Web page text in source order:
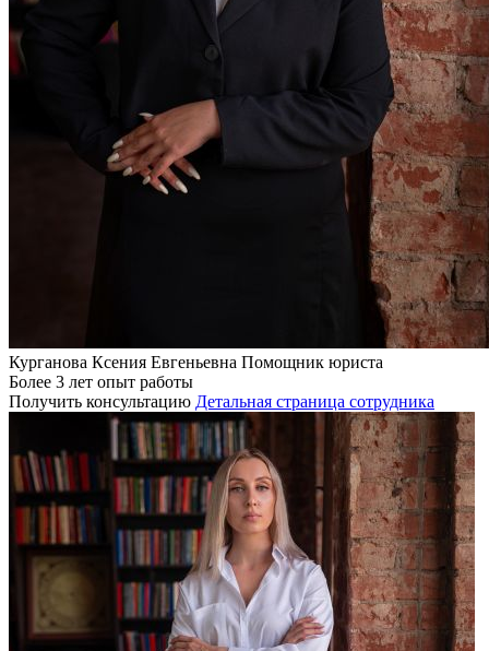
Курганова Ксения Евгеньевна Помощник юриста
Более 3 лет опыт работы
Получить консультацию Детальная страница сотрудника